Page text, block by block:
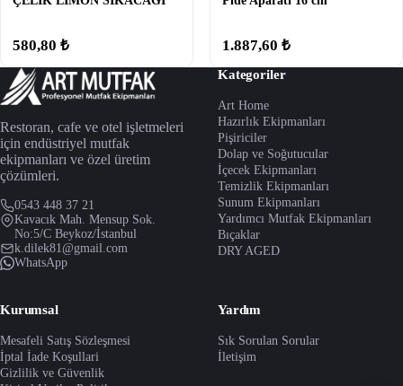
580,80 ₺ 1.887,60 ₺
Restoran, cafe ve otel işletmeleri
için endüstriyel mutfak
ekipmanları ve özel üretim
çözümleri.
0543 448 37 21
Kavacık Mah. Mensup Sok.
No:5/C Beykoz/İstanbul
k.dilek81@gmail.com
WhatsApp
Kategoriler
Art Home
Hazırlık Ekipmanları
Pişiriciler
Dolap ve Soğutucular
İçecek Ekipmanları
Temizlik Ekipmanları
Sunum Ekipmanları
Yardımcı Mutfak Ekipmanları
Bıçaklar
DRY AGED
Kurumsal
Mesafeli Satış Sözleşmesi
İptal İade Koşullari
Gizlilik ve Güvenlik
Yardım
Sık Sorulan Sorular
İletişim